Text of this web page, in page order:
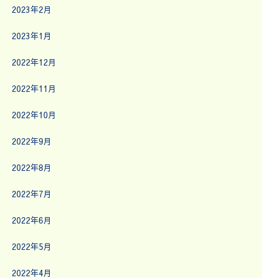
2023年2月
2023年1月
2022年12月
2022年11月
2022年10月
2022年9月
2022年8月
2022年7月
2022年6月
2022年5月
2022年4月